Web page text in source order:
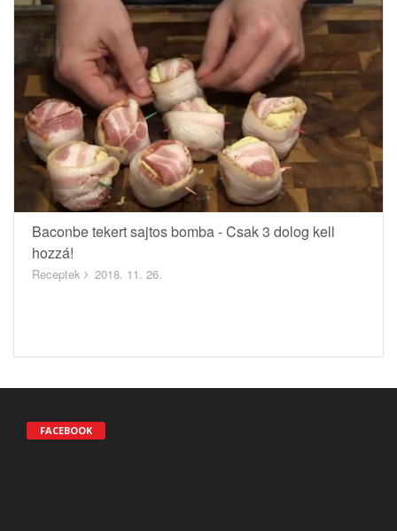
Baconbe tekert sajtos bomba - Csak 3 dolog kell
hozzá!
Receptek 2018. 11. 26.
FACEBOOK